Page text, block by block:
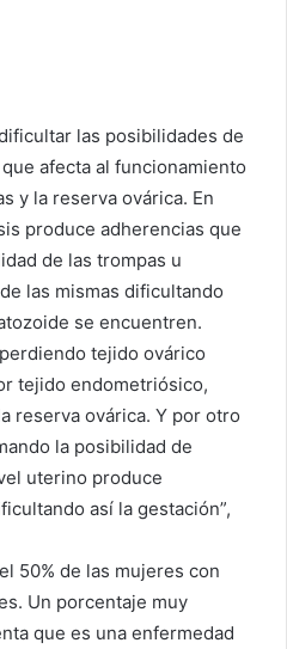
las posibilidades de
afecta al funcionamiento
y la reserva ovárica. En
produce adherencias que
de las trompas u
las mismas dificultando
se encuentren.
tejido ovárico
tejido endometriósico,
reserva ovárica. Y por otro
la posibilidad de
uterino produce
así la gestación”,
50% de las mujeres con
Un porcentaje muy
que es una enfermedad